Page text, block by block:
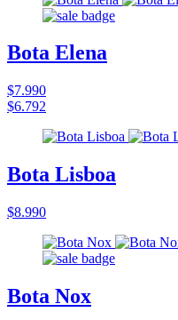
Bota Elena
$7.990
$6.792
Bota Lisboa
$8.990
Bota Nox